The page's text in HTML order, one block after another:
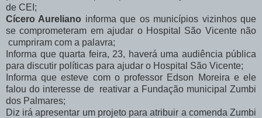
de CEI;
Cícero Aureliano informa que os municípios vizinhos que
se comprometeram em ajudar o Hospital São Vicente não
cumpriram com a palavra;
Informa que quarta feira, 23, haverá uma audiência pública
para discutir políticas para ajudar o Hospital São Vicente;
Informa que esteve com o professor Edson Moreira e ele
falou do interesse de reativar a Fundação municipal Zumbi
dos Palmares;
Diz irá apresentar um projeto para atribuir a comenda Zumbi